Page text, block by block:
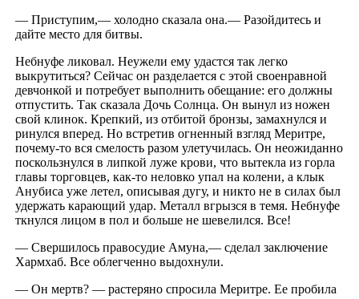
— Приступим,— холодно сказала она.— Разойдитесь и
дайте место для битвы.
Небнуфе ликовал. Неужели ему удастся так легко
выкрутиться? Сейчас он разделается с этой своенравной
девчонкой и потребует выполнить обещание: его должны
отпустить. Так сказала Дочь Солнца. Он вынул из ножен
свой клинок. Крепкий, из отбитой бронзы, замахнулся и
ринулся вперед. Но встретив огненный взгляд Меритре,
почему-то вся смелость разом улетучилась. Он неожиданно
поскользнулся в липкой луже крови, что вытекла из горла
главы торговцев, как-то неловко упал на колени, а клык
Анубиса уже летел, описывая дугу, и никто не в силах был
удержать карающий удар. Металл вгрызся в темя. Небнуфе
ткнулся лицом в пол и больше не шевелился. Все!
— Свершилось правосудие Амуна,— сделал заключение
Хармхаб. Все облегченно выдохнули.
— Он мертв? — растеряно спросила Меритре. Ее пробила